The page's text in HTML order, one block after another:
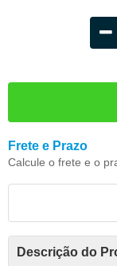
Frete e Prazo
Calcule o frete e o
Descrição do